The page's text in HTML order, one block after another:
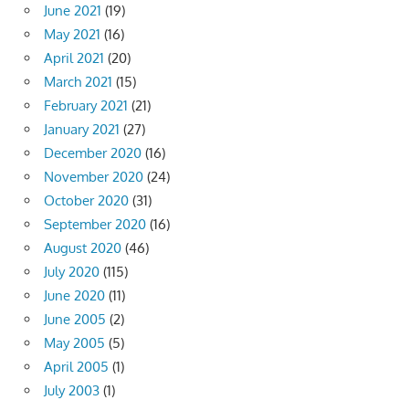
June 2021 (19)
May 2021 (16)
April 2021 (20)
March 2021 (15)
February 2021 (21)
January 2021 (27)
December 2020 (16)
November 2020 (24)
October 2020 (31)
September 2020 (16)
August 2020 (46)
July 2020 (115)
June 2020 (11)
June 2005 (2)
May 2005 (5)
April 2005 (1)
July 2003 (1)